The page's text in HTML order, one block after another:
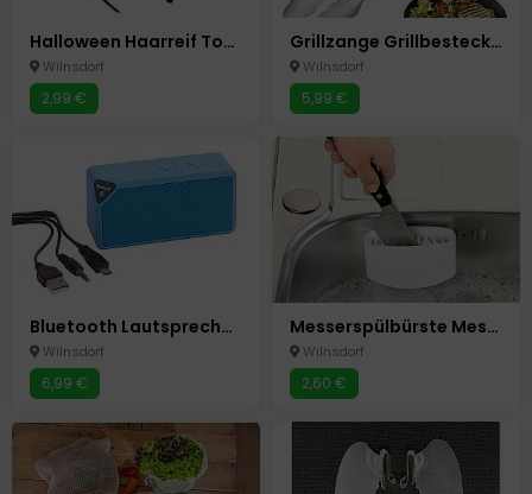
Halloween Haarreif Totenkopf Nachleuchtende Totenköpfe Glow in the Dark Karneval
Wilnsdorf
2,99 €
Grillzange Grillbesteck Grillen Grill Zange 40 cm
Wilnsdorf
5,99 €
Bluetooth Lautsprecher Box " Cuboid " Blau Neu Speaker
Wilnsdorf
6,99 €
Messerspülbürste Messer Besteck Spezial Reinigungs Bürste Spülbürste Neu
Wilnsdorf
2,60 €